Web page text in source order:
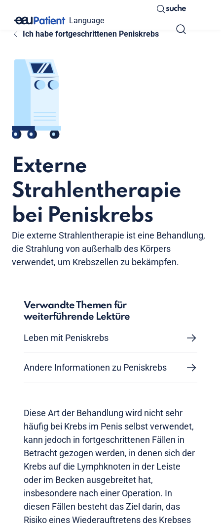
Language
suche
Ich habe fortgeschrittenen Peniskrebs
Externe
Strahlentherapie
bei Peniskrebs
Die externe Strahlentherapie ist eine Behandlung,
die Strahlung von außerhalb des Körpers
verwendet, um Krebszellen zu bekämpfen.
Verwandte Themen für
weiterführende Lektüre
Leben mit Peniskrebs
Andere Informationen zu Peniskrebs
Diese Art der Behandlung wird nicht sehr
häufig bei Krebs im Penis selbst verwendet,
kann jedoch in fortgeschrittenen Fällen in
Betracht gezogen werden, in denen sich der
Krebs auf die Lymphknoten in der Leiste
oder im Becken ausgebreitet hat,
insbesondere nach einer Operation. In
diesen Fällen besteht das Ziel darin, das
Risiko eines Wiederauftretens des Krebses